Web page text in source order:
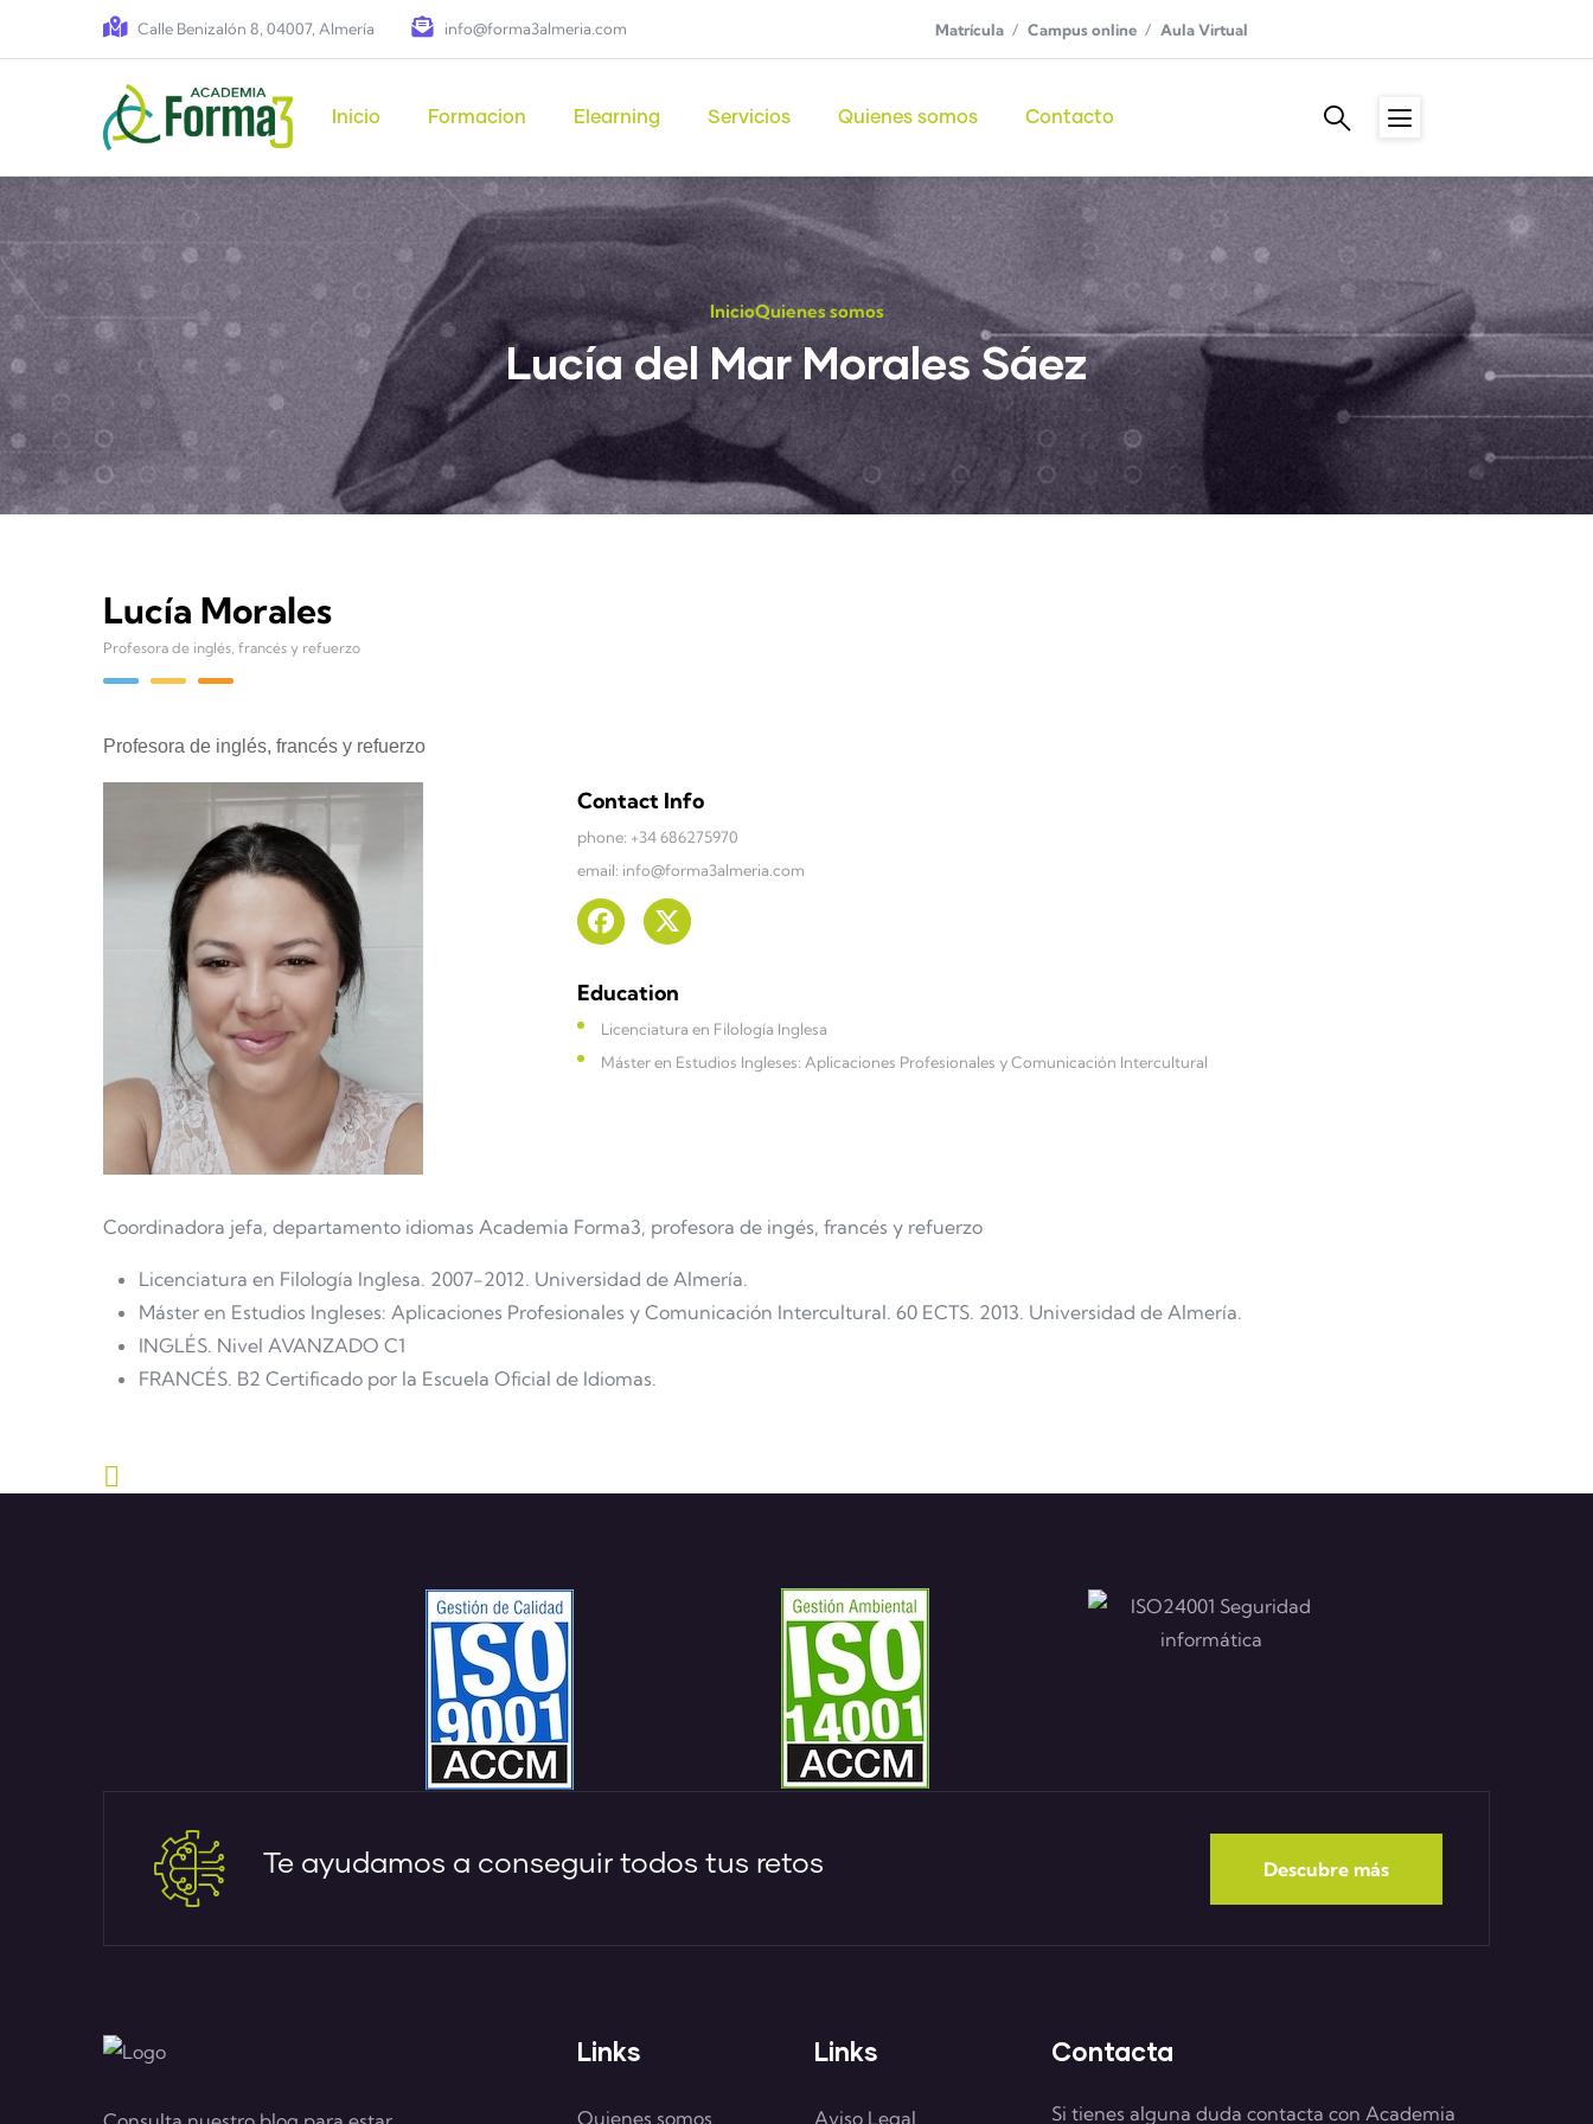
Pasar al contenido principal
Calle Benizalón 8, 04007, Almería info@forma3almeria.com Matrícula Campus online Aula Virtual
Inicio Formacion Elearning Servicios Quienes somos Contacto
InicioQuienes somos
Lucía del Mar Morales Sáez
Lucía Morales
Profesora de inglés, francés y refuerzo
Profesora de inglés, francés y refuerzo
Contact Info
phone: +34 686275970
email: info@forma3almeria.com
Education
Licenciatura en Filología Inglesa
Máster en Estudios Ingleses: Aplicaciones Profesionales y Comunicación Intercultural
Coordinadora jefa, departamento idiomas Academia Forma3, profesora de ingés, francés y refuerzo
Licenciatura en Filología Inglesa. 2007-2012. Universidad de Almería.
Máster en Estudios Ingleses: Aplicaciones Profesionales y Comunicación Intercultural. 60 ECTS. 2013. Universidad de Almería.
INGLÉS. Nivel AVANZADO C1
FRANCÉS. B2 Certificado por la Escuela Oficial de Idiomas.
Te ayudamos a conseguir todos tus retos Descubre más
Links
Quienes somos
Links
Aviso Legal
Contacta
Si tienes alguna duda contacta con Academia